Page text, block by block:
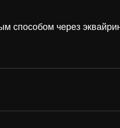
способом через